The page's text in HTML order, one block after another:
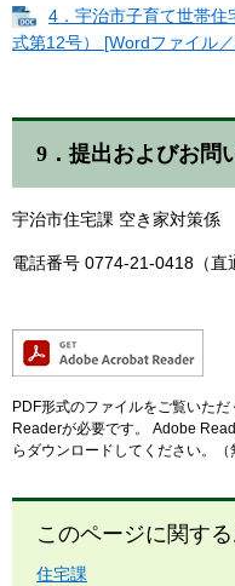
4．宇治市子育て世帯住
式第12号） [Wordファイル
9．提出およびお問
宇治市住宅課 空き家対策係
電話番号 0774-21-0418（直
PDF形式のファイルをご覧いた
Readerが必要です。
Adobe
らダウンロードしてください。（
このページに関す
住宅課